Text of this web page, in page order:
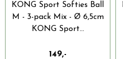
KONG Sport Softies Ball
M - 3-pack Mix - Ø 6,5cm
KONG Sport...
149,-